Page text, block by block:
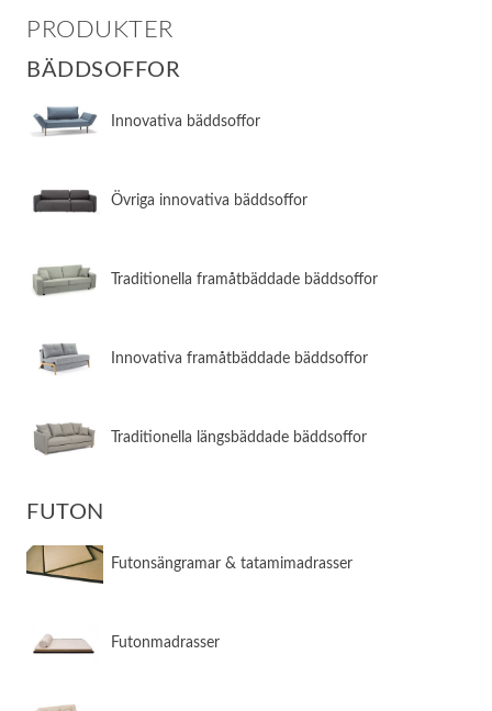
PRODUKTER
BÄDDSOFFOR
Innovativa bäddsoffor
Övriga innovativa bäddsoffor
​Traditionella framåtbäddade bäddsoffor
​Innovativa framåtbäddade bäddsoffor
​Traditionella längsbäddade bäddsoffor
FUTON
Futonsängramar & tatamimadrasser
Futonmadrasser